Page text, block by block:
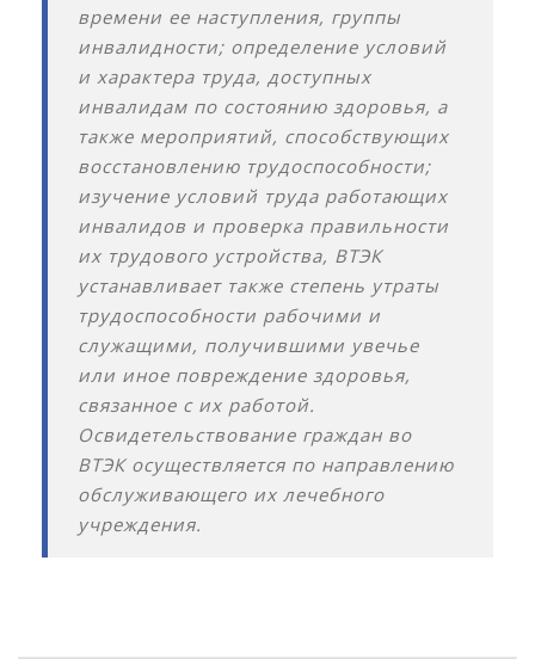
времени ее наступления, группы
инвалидности; определение условий
и характера труда, доступных
инвалидам по состоянию здоровья, а
также мероприятий, способствующих
восстановлению трудоспособности;
изучение условий труда работающих
инвалидов и проверка правильности
их трудового устройства, ВТЭК
устанавливает также степень утраты
трудоспособности рабочими и
служащими, получившими увечье
или иное повреждение здоровья,
связанное с их работой.
Освидетельствование граждан во
ВТЭК осуществляется по направлению
обслуживающего их лечебного
учреждения.